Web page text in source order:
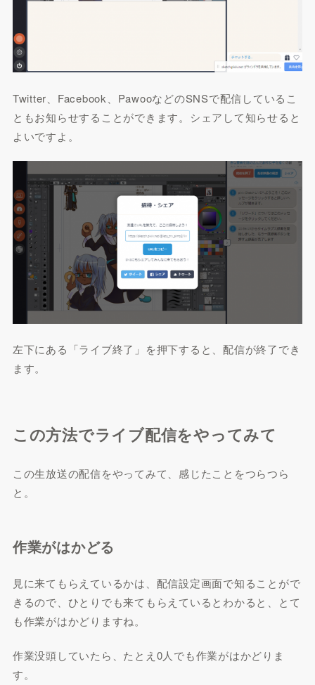
Twitter、Facebook、PawooなどのSNSで配信しているこ
ともお知らせすることができます。シェアして知らせると
よいですよ。
左下にある「ライブ終了」を押下すると、配信が終了でき
ます。
この方法でライブ配信をやってみて
この生放送の配信をやってみて、感じたことをつらつら
と。
作業がはかどる
見に来てもらえているかは、配信設定画面で知ることがで
きるので、ひとりでも来てもらえているとわかると、とて
も作業がはかどりますね。
作業没頭していたら、たとえ0人でも作業がはかどりま
す。